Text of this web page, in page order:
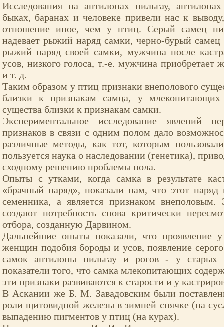
Исследования на антилопах нильгау,
быках, баранах и человеке привели нас к
отношение иное, чем у птиц. Серый самец
надевает рыжий наряд самки, черно-бурый самец
рыжий наряд своей самки, мужчина после
усов, низкого голоса, т.-е. мужчина приобретает
и т. д.
Таким образом у птиц признаки внеполового
близки к признакам самца, у млекопитающих
существа близки к признакам самки.
Экспериментальное исследование явлений
признаков в связи с одним полом дало
различные методы, как тот, которым
пользуется наука о наследовании (генетика),
сходному решению проблемы пола.
Опыты с утками, когда самка в результате
«брачный наряд», показали нам, что этот
семенника, а является признаком внеполовым.
создают потребность снова критически
отбора, созданную Дарвином.
Дальнейшие опыты показали, что проявление
женщин подобия бороды и усов, появление
самок антилопы нильгау и рогов - у старых
показатели того, что самка млекопитающих
эти признаки развиваются к старости и у
В Аскании же Б. М. Завадовским были
роли щитовидной железы в зимней спячке (на
выпадению пигментов у птиц (на курах).